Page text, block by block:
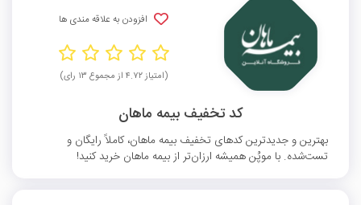
افزودن به علاقه مندی ها
(امتیاز ۴.۷۲ از مجموع ۱۳ رای)
کد تخفیف بیمه ماهان
بهترین و جدیدترین کدهای تخفیف بیمه ماهان، کاملاً رایگان و
تست‌شده. با موپُن همیشه ارزان‌تر از بیمه ماهان خرید کنید!